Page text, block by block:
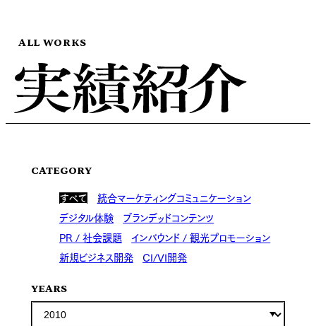
ALL WORKS
CATEGORY
すべて
統合マーケティングコミュニケーション
デジタル体験
ブランデッドコンテンツ
PR / 社会課題 インバウンド / 観光プロモーション
新規ビジネス開発 CI/VI開発
YEARS